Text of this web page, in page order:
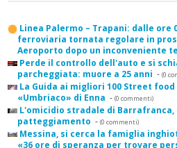
Linea Palermo – Trapani: dalle ore
ferroviaria tornata regolare in
Aeroporto dopo un inconveniente
Perde il controllo dell'auto e si
parcheggiata: muore a 25 anni - (0
La Guida ai migliori 100 Street
«Umbriaco» di Enna - (0 commenti)
L'omicidio stradale di Barrafranca,
patteggiamento - (0 commenti)
Messina, si cerca la famiglia
«36 ore di speranza per trovare